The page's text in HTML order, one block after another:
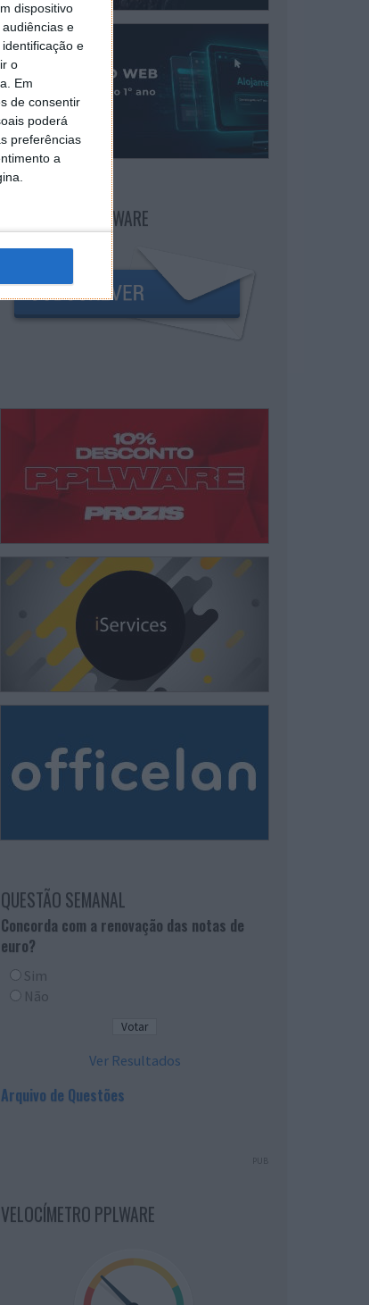
dispositivo
e
e
o
Em
de consentir
poderá
preferências
a
NEWSLETTER PPLWARE
QUESTÃO SEMANAL
Concorda com a renovação das notas de
euro?
Sim
Não
Ver Resultados
Arquivo de Questões
PUB
VELOCÍMETRO PPLWARE